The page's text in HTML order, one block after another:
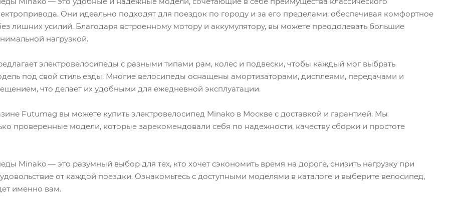
Они идеально подходят для поездок по городу и за его пределами, обеспечивая комфортное
лишних усилий. Благодаря встроенному мотору и аккумулятору, вы можете преодолевать большие
нагрузкой.
электровелосипеды с разными типами рам, колес и подвески, чтобы каждый мог выбрать
под свой стиль езды. Многие велосипеды оснащены амортизаторами, дисплеями, передачами и
что делает их удобными для ежедневной эксплуатации.
Futumag вы можете купить электровелосипед Minako в Москве с доставкой и гарантией. Мы
проверенные модели, которые зарекомендовали себя по надежности, качеству сборки и простоте
Minako — это разумный выбор для тех, кто хочет сэкономить время на дороге, снизить нагрузку при
от каждой поездки. Ознакомьтесь с доступными моделями в каталоге и выберите велосипед,
именно вам.